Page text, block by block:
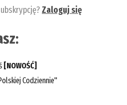
Zaloguj się
[NOWOŚĆ]
Codziennie"